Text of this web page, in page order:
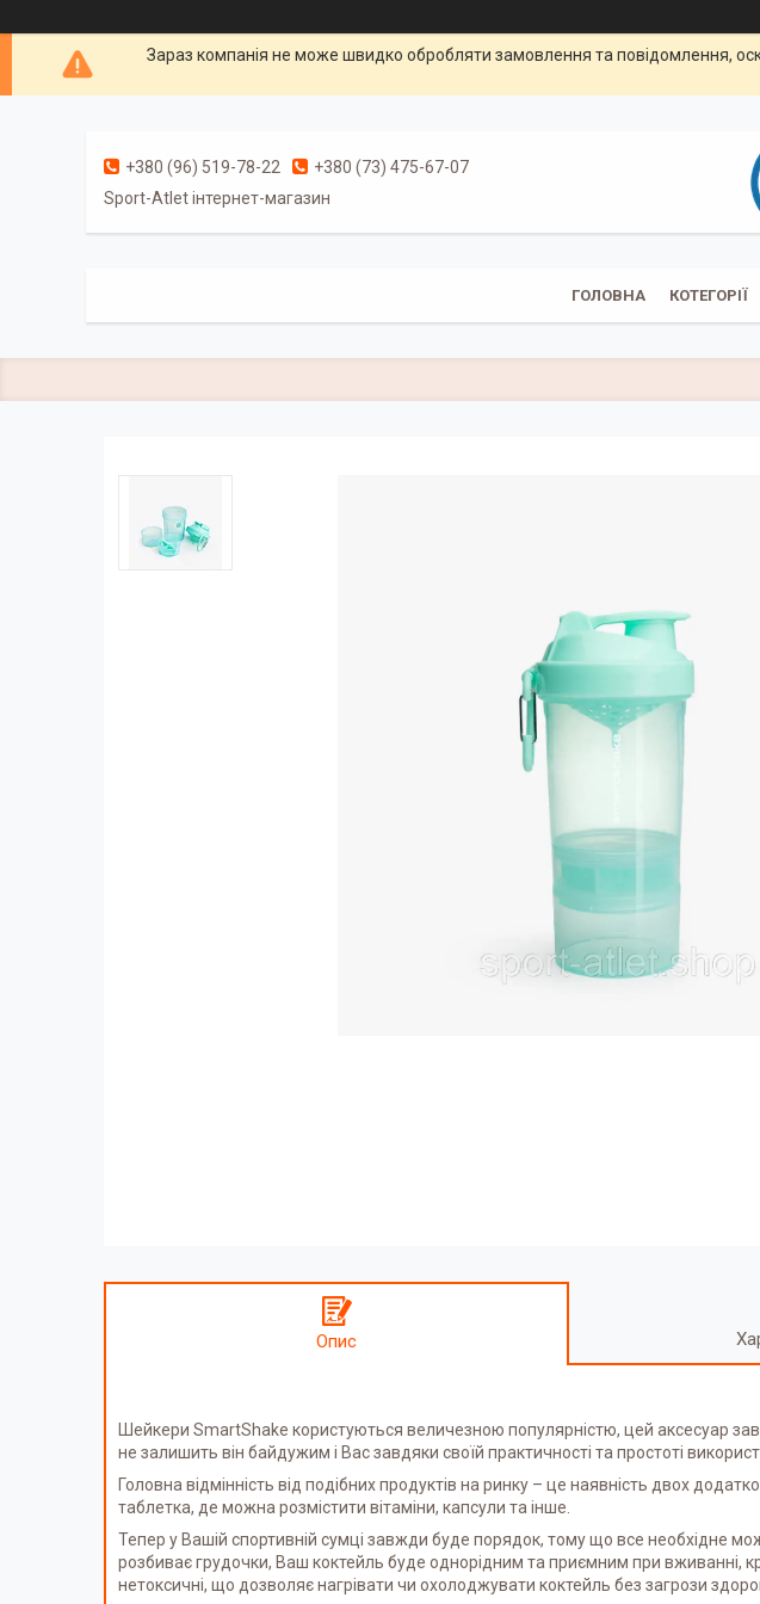
Зараз компанія не може швидко обробляти замовлення та повідомлення,
+380 (96) 519-78-22
+380 (73) 475-67-07
Sport-Atlet інтернет-магазин
ГОЛОВНА КОТЕГОРІЇ
Опис
Шейкери SmartShake користуються величезною популярністю, цей аксесуар
не залишить він байдужим і Вас завдяки своїй практичності та простоті
Головна відмінність від подібних продуктів на ринку – це наявність двох
таблетка, де можна розмістити вітаміни, капсули та інше.
Тепер у Вашій спортивній сумці завжди буде порядок, тому що все необхідне
розбиває грудочки, Ваш коктейль буде однорідним та приємним при вживанні,
нетоксичні, що дозволяє нагрівати чи охолоджувати коктейль без загрози